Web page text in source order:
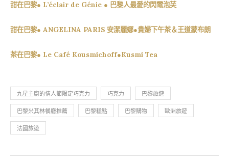
甜在巴黎● L’éclair de Génie ● 巴黎人最愛的閃電泡芙
甜在巴黎● ANGELINA PARIS 安潔麗娜●貴婦下午茶＆王道蒙布朗
茶在巴黎● Le Café Kousmichoff●Kusmi Tea
九星主廚的情人節限定巧克力 巧克力 巴黎旅遊
巴黎米其林餐廳推薦 巴黎糕點 巴黎購物 歐洲旅遊
法國旅遊